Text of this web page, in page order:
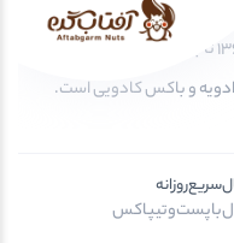
فروشگاه آجیل و خشکبار آفتاب گرم از سال 1368 تا به امروز، عرضه کننده مرغوب
ادویه و باکس کادویی است.